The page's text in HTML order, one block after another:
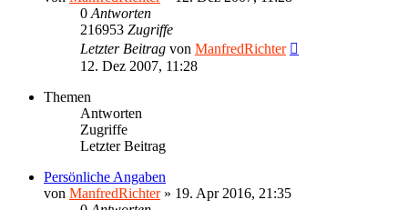
0 Antworten
216953 Zugriffe
Letzter Beitrag von ManfredRichter
12. Dez 2007, 11:28
Themen
Antworten
Zugriffe
Letzter Beitrag
Persönliche Angaben
von ManfredRichter» 19. Apr 2016, 21:35